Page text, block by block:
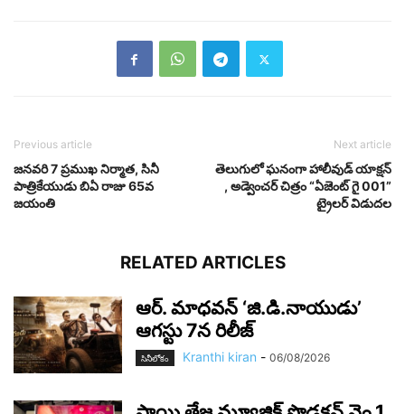
Previous article
జనవరి 7 ప్రముఖ నిర్మాత, సినీ
పాత్రికేయుడు బిఏ రాజు 65వ
జయంతి
Next article
తెలుగులో ఘనంగా హాలీవుడ్ యాక్షన్
, అడ్వెంచర్ చిత్రం “ఏజెంట్ గై 001”
ట్రైలర్ విడుదల
RELATED ARTICLES
ఆర్‌. మాధవన్‌ ‘జి.డి.నాయుడు’
ఆగస్టు 7న రిలీజ్
సినీలోకం Kranthi kiran - 06/08/2026